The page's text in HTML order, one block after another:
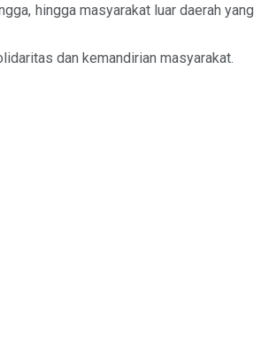
hingga masyarakat luar daerah yang
dan kemandirian masyarakat.